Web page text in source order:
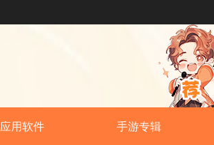
应用软件 手游专辑